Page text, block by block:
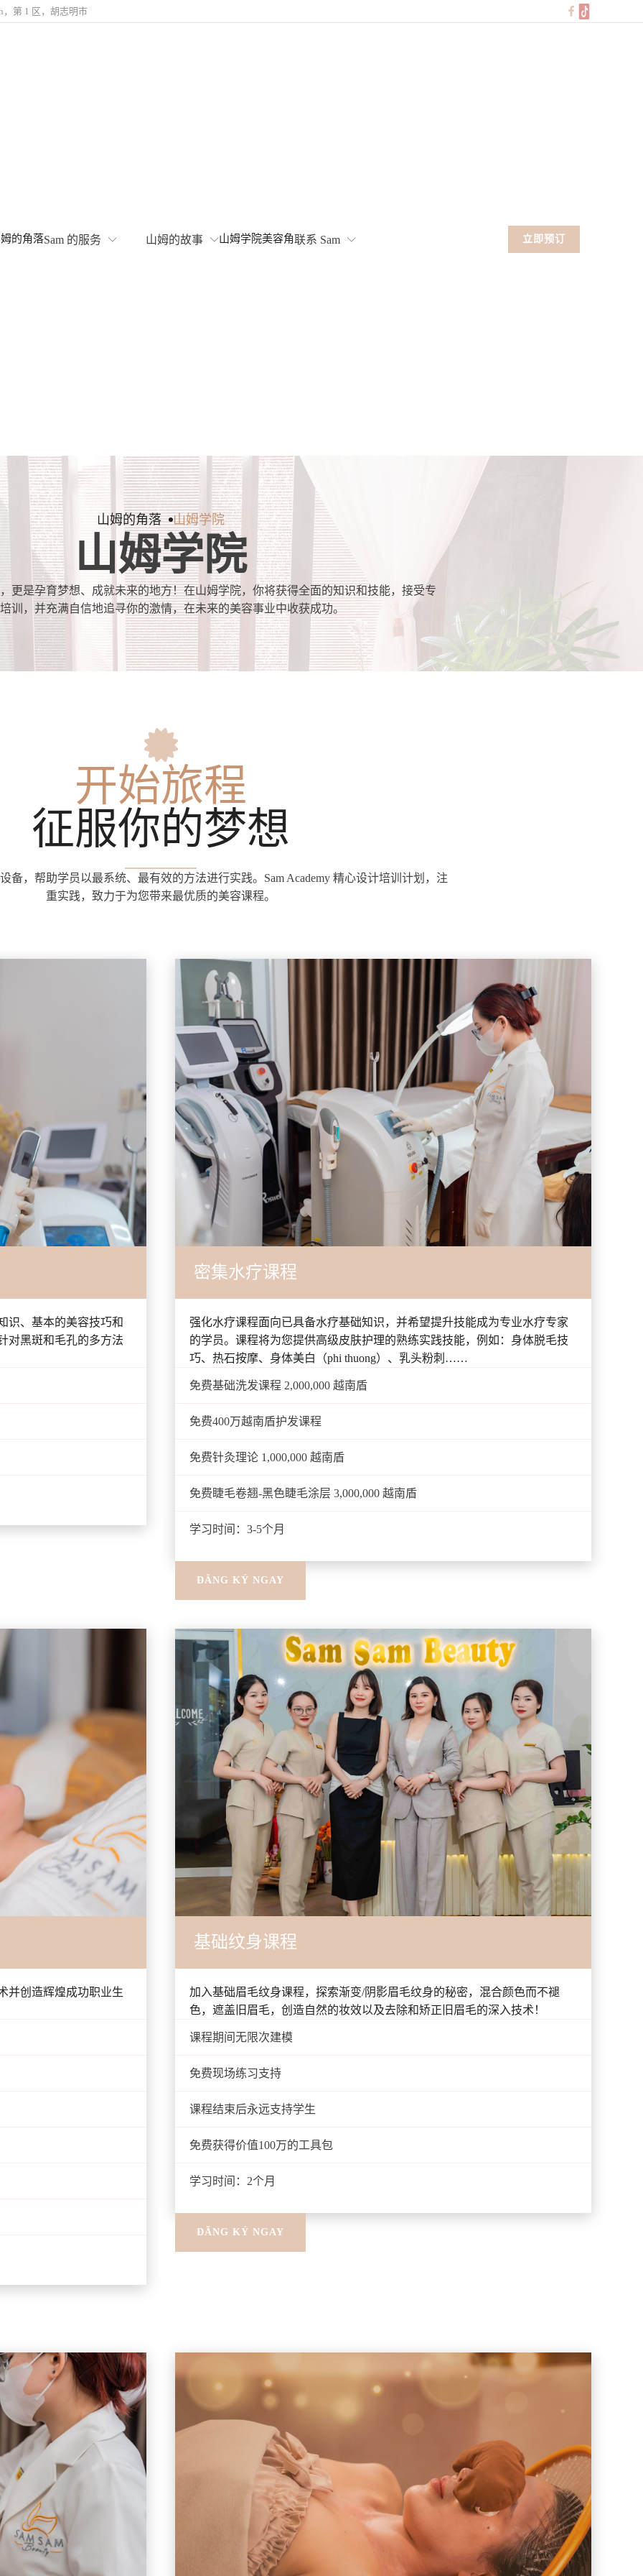
，第 1 区，胡志明市
的角落Sam 的服务 山姆的故事 山姆学院美容角联系 Sam 立即预订
山姆的角落 山姆学院
山姆学院
更是孕育梦想、成就未来的地方！在山姆学院，你将获得全面的知识和技能，接受专
训，并充满自信地追寻你的激情，在未来的美容事业中收获成功。
开始旅程
征服你的梦想
备，帮助学员以最系统、最有效的方法进行实践。Sam Academy 精心设计培训计划，注
重实践，致力于为您带来最优质的美容课程。
识、基本的美容技巧和
对黑斑和毛孔的多方法
密集水疗课程
强化水疗课程面向已具备水疗基础知识，并希望提升技能成为专业水疗专家
的学员。课程将为您提供高级皮肤护理的熟练实践技能，例如：身体脱毛技
巧、热石按摩、身体美白（phi thuong）、乳头粉刺……
免费基础洗发课程 2,000,000 越南盾
免费400万越南盾护发课程
免费针灸理论 1,000,000 越南盾
免费睫毛卷翘-黑色睫毛涂层 3,000,000 越南盾
学习时间：3-5个月
ĐĂNG KÝ NGAY
并创造辉煌成功职业生
基础纹身课程
加入基础眉毛纹身课程，探索渐变/阴影眉毛纹身的秘密，混合颜色而不褪
色，遮盖旧眉毛，创造自然的妆效以及去除和矫正旧眉毛的深入技术！
课程期间无限次建模
免费现场练习支持
课程结束后永远支持学生
免费获得价值100万的工具包
学习时间：2个月
ĐĂNG KÝ NGAY